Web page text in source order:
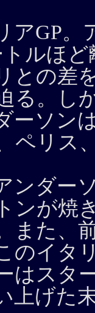
アGP
トルほ
との差
る。し
ーソン
ペリス
ンダー
ンが焼
また、
のイタ
はスタ
上げた